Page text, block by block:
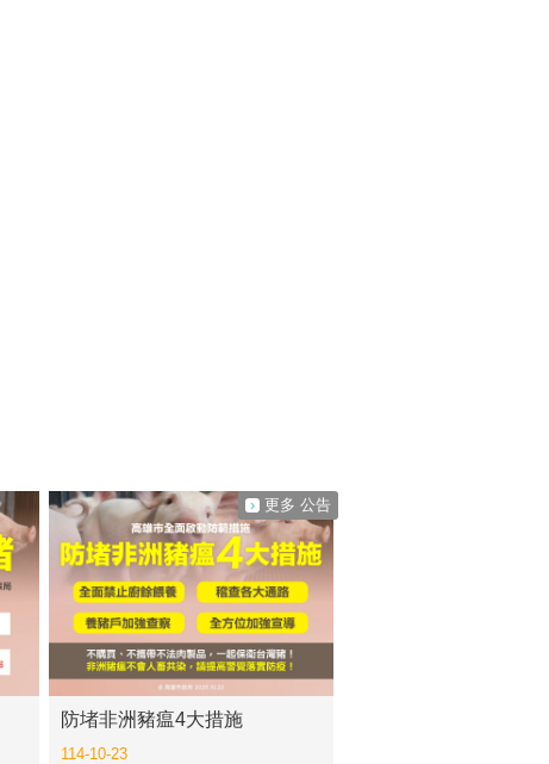
防堵非洲豬瘟4大措施
114-10-23
更多 公告